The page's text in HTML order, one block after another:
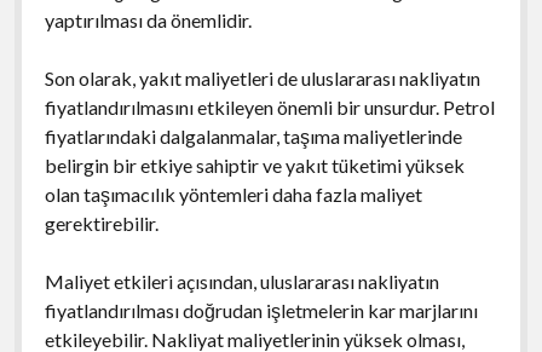
yaptırılması da önemlidir.
Son olarak, yakıt maliyetleri de uluslararası nakliyatın
fiyatlandırılmasını etkileyen önemli bir unsurdur. Petrol
fiyatlarındaki dalgalanmalar, taşıma maliyetlerinde
belirgin bir etkiye sahiptir ve yakıt tüketimi yüksek
olan taşımacılık yöntemleri daha fazla maliyet
gerektirebilir.
Maliyet etkileri açısından, uluslararası nakliyatın
fiyatlandırılması doğrudan işletmelerin kar marjlarını
etkileyebilir. Nakliyat maliyetlerinin yüksek olması,